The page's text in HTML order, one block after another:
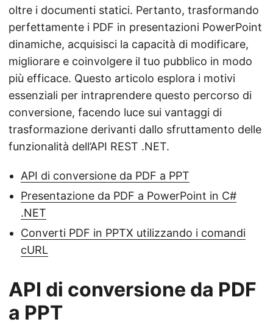
oltre i documenti statici. Pertanto, trasformando
perfettamente i PDF in presentazioni PowerPoint
dinamiche, acquisisci la capacità di modificare,
migliorare e coinvolgere il tuo pubblico in modo
più efficace. Questo articolo esplora i motivi
essenziali per intraprendere questo percorso di
conversione, facendo luce sui vantaggi di
trasformazione derivanti dallo sfruttamento delle
funzionalità dell’API REST .NET.
API di conversione da PDF a PPT
Presentazione da PDF a PowerPoint in C#
.NET
Converti PDF in PPTX utilizzando i comandi
cURL
API di conversione da PDF
a PPT